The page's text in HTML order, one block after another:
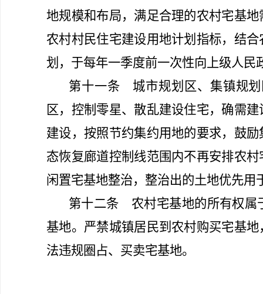
地规模和布局，满足合理的农村宅基
农村村民住宅建设用地计划指标，结
划，于每年一季度前一次性向上级人
第十一条 城市规划区、集镇规划
区，控制零星、散乱建设住宅，确需
建设，按照节约集约用地的要求，鼓
态恢复廊道控制线范围内不再安排农
闲置宅基地整治，整治出的土地优先
第十二条 农村宅基地的所有权属
基地。严禁城镇居民到农村购买宅基
法违规圈占、买卖宅基地。